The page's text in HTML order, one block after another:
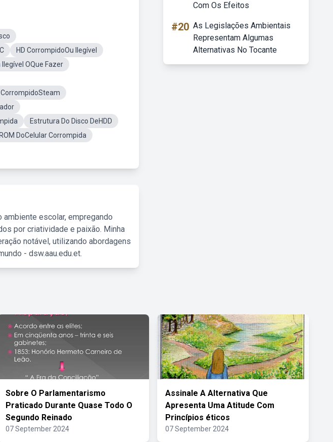
HD CorrompidoOu Ilegível
OQue Fazer
CorrompidoSteam
Estrutura Do Disco DeHDD
ROM DoCelular Corrompida
escolar, empregando
por criatividade e paixão. Minha
notável, utilizando abordagens
- dsw.aau.edu.et.
Com Os Efeitos
#20 As Legislações Ambientais
Representam Algumas
Alternativas No Tocante
Sobre O Parlamentarismo
Praticado Durante Quase Todo O
Segundo Reinado
07 September 2024
Assinale A Alternativa Que
Apresenta Uma Atitude Com
Princípios éticos
07 September 2024